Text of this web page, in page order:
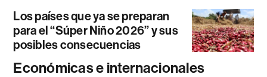
Los países que ya se preparan
para el “Súper Niño 2026” y sus
posibles consecuencias
Económicas e internacionales